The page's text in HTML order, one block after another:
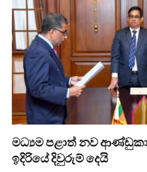
මධ්‍යම පළාත් නව
ඉදිරියේ දිවුරුම් දෙයි